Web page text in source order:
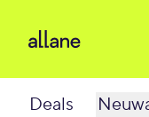
Deals